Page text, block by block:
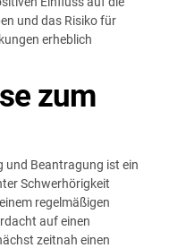
und das Risiko für
erheblich
zum
und Beantragung ist ein
Schwerhörigkeit
regelmäßigen
auf einen
zeitnah einen